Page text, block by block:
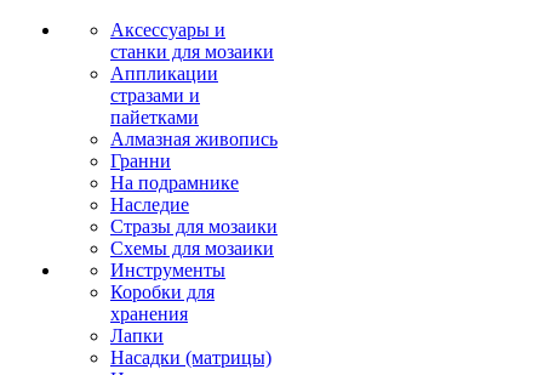
Аксессуары и
станки для мозаики
Аппликации
стразами и
пайетками
Алмазная живопись
Гранни
На подрамнике
Наследие
Стразы для мозаики
Схемы для мозаики
Инструменты
Коробки для
хранения
Лапки
Насадки (матрицы)